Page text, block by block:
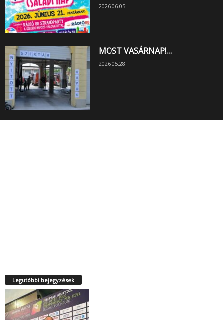
2026.06.05.
MOST VASÁRNAP!…
2026.05.28.
Legutóbbi bejegyzések